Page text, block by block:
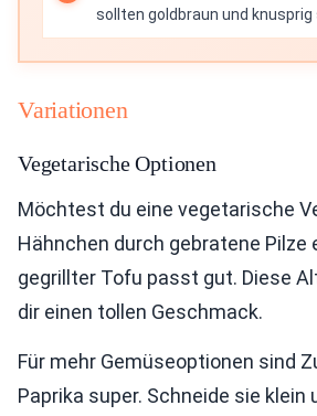
sollten goldbraun und knusprig
Variationen
Vegetarische Optionen
Möchtest du eine vegetarische
Hähnchen durch gebratene Pilze
gegrillter Tofu passt gut. Diese
dir einen tollen Geschmack.
Für mehr Gemüseoptionen sind
Paprika super. Schneide sie klein